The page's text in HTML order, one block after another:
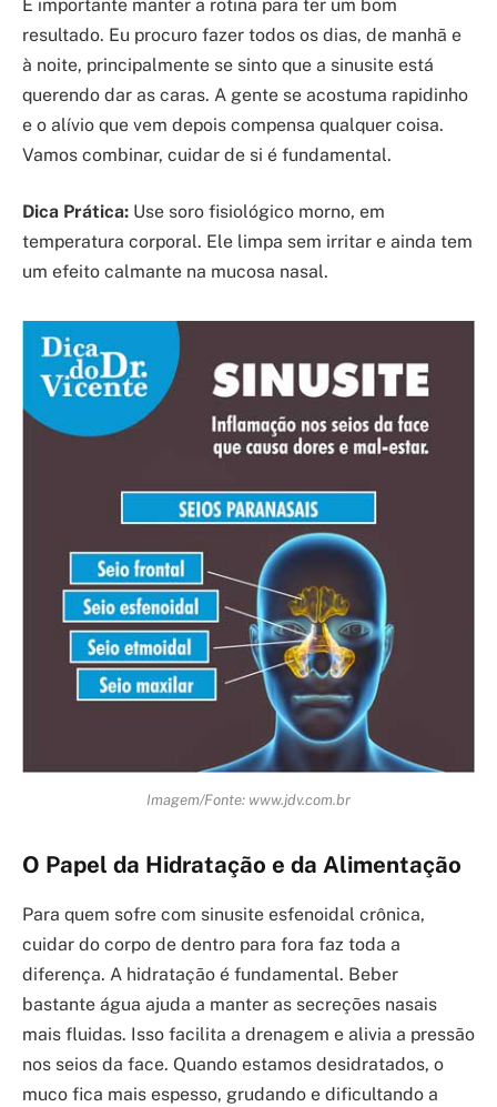
É importante manter a rotina para ter um bom
resultado. Eu procuro fazer todos os dias, de manhã e
à noite, principalmente se sinto que a sinusite está
querendo dar as caras. A gente se acostuma rapidinho
e o alívio que vem depois compensa qualquer coisa.
Vamos combinar, cuidar de si é fundamental.
Dica Prática: Use soro fisiológico morno, em
temperatura corporal. Ele limpa sem irritar e ainda tem
um efeito calmante na mucosa nasal.
Imagem/Fonte: www.jdv.com.br
O Papel da Hidratação e da Alimentação
Para quem sofre com sinusite esfenoidal crônica,
cuidar do corpo de dentro para fora faz toda a
diferença. A hidratação é fundamental. Beber
bastante água ajuda a manter as secreções nasais
mais fluidas. Isso facilita a drenagem e alivia a pressão
nos seios da face. Quando estamos desidratados, o
muco fica mais espesso, grudando e dificultando a